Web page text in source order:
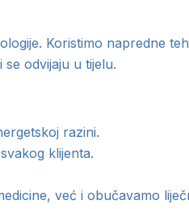
Koristimo napredne
odvijaju u tijelu.
razini.
klijenta.
već i obučavamo